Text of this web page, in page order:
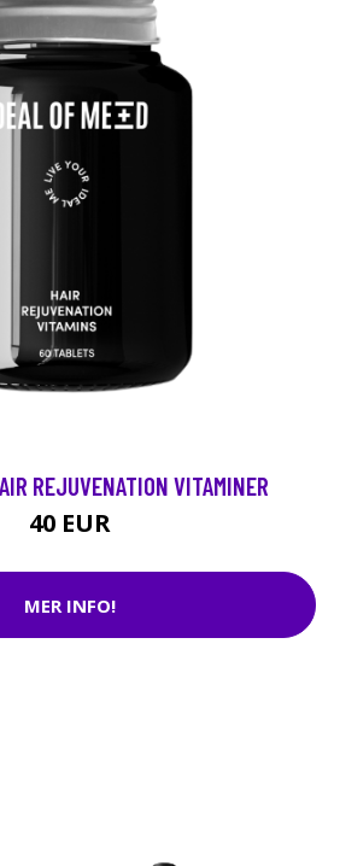
REJUVENATION VITAMINER
40 EUR
MER INFO!